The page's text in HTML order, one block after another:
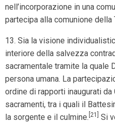
nell’incorporazione in una
partecipa alla comunione della
13. Sia la visione
interiore della salvezza
sacramentale tramite la quale
persona umana. La
ordine di rapporti inaugurati
sacramenti, tra i quali il
la sorgente e il culmine. [21]
Si